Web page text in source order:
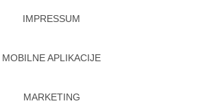
IMPRESSUM
MOBILNE APLIKACIJE
MARKETING